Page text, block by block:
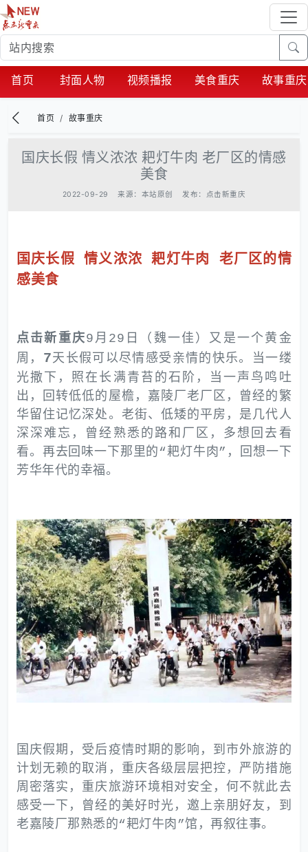
首页 封面人物 视频播报 美食重庆 故事重庆
首页 故事重庆
国庆长假 情义浓浓 耙灯牛肉 老厂区的情感
美食
2022-09-29 来源：本站原创 发布：点击新重庆
国庆长假 情义浓浓 耙灯牛肉 老厂区的情
感美食
点击新重庆9月29日（魏一佳）又是一个黄金
周， 7天长假可以尽情感受亲情的快乐。当一缕
光撒下，照在长满青苔的石阶，当一声鸟鸣吐
出，回转低低的屋檐，嘉陵厂老厂区，曾经的繁
华留住记忆深处。老街、低矮的平房，是几代人
深深难忘，曾经熟悉的路和厂区，多想回去看
看。再去回味一下那里的“耙灯牛肉”，回想一下
芳华年代的幸福。
国庆假期，受后疫情时期的影响，到市外旅游的
计划无赖的取消，重庆各级层层把控，严防措施
周密落实，重庆旅游环境相对安全，何不就此去
感受一下，曾经的美好时光，邀上亲朋好友，到
老嘉陵厂那熟悉的“耙灯牛肉”馆，再叙往事。